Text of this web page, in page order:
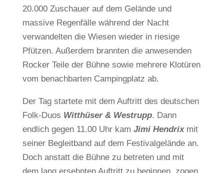
20.000 Zuschauer auf dem Gelände und
massive Regenfälle während der Nacht
verwandelten die Wiesen wieder in riesige
Pfützen. Außerdem brannten die anwesenden
Rocker Teile der Bühne sowie mehrere Klotüren
vom benachbarten Campingplatz ab.
Der Tag startete mit dem Auftritt des deutschen
Folk-Duos Witthüser & Westrupp. Dann
endlich gegen 11.00 Uhr kam Jimi Hendrixmit
seiner Begleitband auf dem Festivalgelände an.
Doch anstatt die Bühne zu betreten und mit